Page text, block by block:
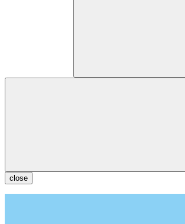
close